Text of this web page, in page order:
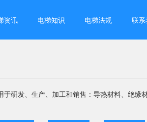
资讯 电梯知识 电梯法规 联
研发、生产、加工和销售：导热材料、绝缘